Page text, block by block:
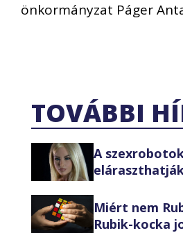
önkormányzat Páger
TOVÁBBI
A
Miért nem
Rubik-kocka